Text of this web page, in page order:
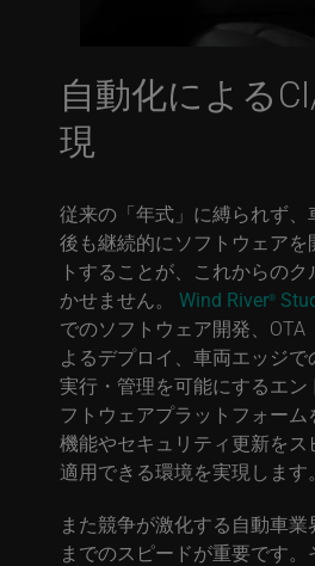
自動化による
現
従来の「年式」に縛られず、
後も継続的にソフトウェアを
トすることが、これからの
かせません。 Wind River®
でのソフトウェア開発、OTA
よるデプロイ、車両エッジ
実行・管理を可能にするエン
フトウェアプラットフォー
機能やセキュリティ更新を
適用できる環境を実現します。
また競争が激化する自動車業
までのスピードが重要です。